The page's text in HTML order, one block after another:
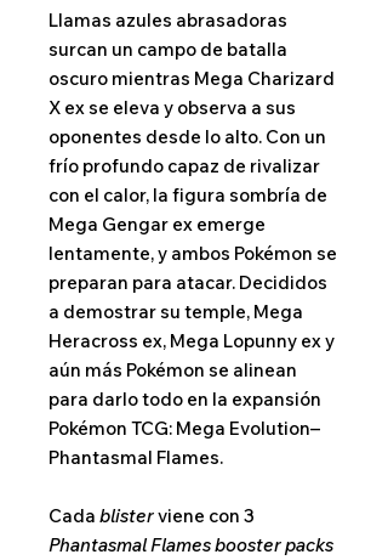
Llamas azules abrasadoras
surcan un campo de batalla
oscuro mientras Mega Charizard
X ex se eleva y observa a sus
oponentes desde lo alto. Con un
frío profundo capaz de rivalizar
con el calor, la figura sombría de
Mega Gengar ex emerge
lentamente, y ambos Pokémon se
preparan para atacar. Decididos
a demostrar su temple, Mega
Heracross ex, Mega Lopunny ex y
aún más Pokémon se alinean
para darlo todo en la expansión
Pokémon TCG: Mega Evolution–
Phantasmal Flames.
Cada blisterviene con 3
Phantasmal Flames booster packs